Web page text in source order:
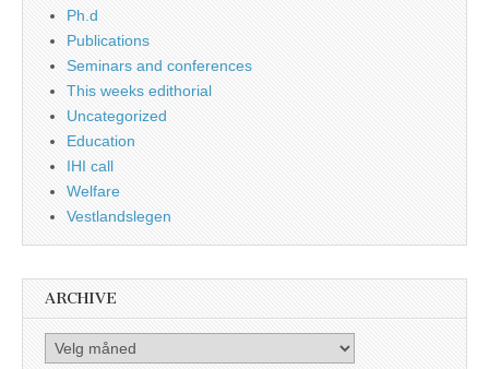
Ph.d
Publications
Seminars and conferences
This weeks edithorial
Uncategorized
Education
IHI call
Welfare
Vestlandslegen
ARCHIVE
Archive